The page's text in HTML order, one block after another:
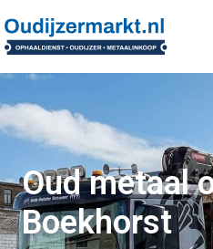
Oud metaal ophalen De
Boekhorst